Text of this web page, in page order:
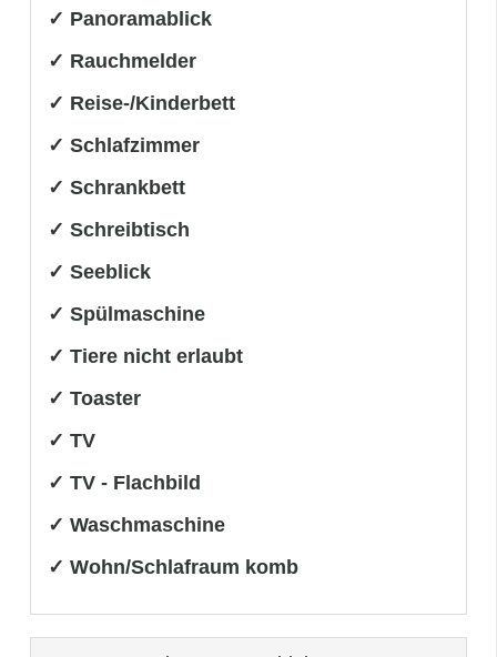
✓ Panoramablick
✓ Rauchmelder
✓ Reise-/Kinderbett
✓ Schlafzimmer
✓ Schrankbett
✓ Schreibtisch
✓ Seeblick
✓ Spülmaschine
✓ Tiere nicht erlaubt
✓ Toaster
✓ TV
✓ TV - Flachbild
✓ Waschmaschine
✓ Wohn/Schlafraum komb